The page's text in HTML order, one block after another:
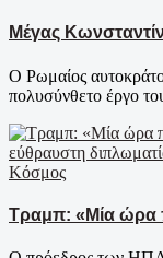
Μέγας
Ο Ρωμαίος
πολυσύνθετο έργο
Κόσμος
Τραμπ: «Μία ώρα